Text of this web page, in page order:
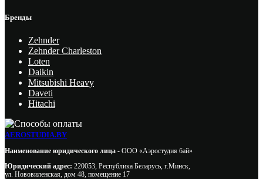
Бренды
Zehnder
Zehnder Charleston
Loten
Daikin
Mitsubishi Heavy
Daveti
Hitachi
AEROSTUDIA.BY
Наименование юридического лица - ООО «Аэростудия бай»
Юридический адрес: 220053, Республика Беларусь, г.Минск,
ул. Нововиленская, дом 48, помещение 17